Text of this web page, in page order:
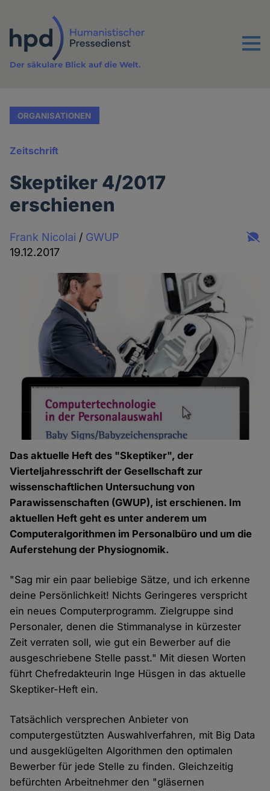
Inhalt
Menu
Der säkulare Blick auf die Welt.
ORGANISATIONEN
Zeitschrift
Skeptiker 4/2017
erschienen
Frank Nicolai / GWUP
19.12.2017
Das aktuelle Heft des "Skeptiker", der
Vierteljahresschrift der Gesellschaft zur
wissenschaftlichen Untersuchung von
Parawissenschaften (GWUP), ist erschienen. Im
aktuellen Heft geht es unter anderem um
Computeralgorithmen im Personalbüro und um die
Auferstehung der Physiognomik.
"Sag mir ein paar beliebige Sätze, und ich erkenne
deine Persönlichkeit! Nichts Geringeres verspricht
ein neues Computerprogramm. Zielgruppe sind
Personaler, denen die Stimmanalyse in kürzester
Zeit verraten soll, wie gut ein Bewerber auf die
ausgeschriebene Stelle passt." Mit diesen Worten
führt Chefredakteurin Inge Hüsgen in das aktuelle
Skeptiker-Heft ein.
Tatsächlich versprechen Anbieter von
computergestützten Auswahlverfahren, mit Big Data
und ausgeklügelten Algorithmen den optimalen
Bewerber für jede Stelle zu finden. Gleichzeitig
befürchten Arbeitnehmer den "gläsernen